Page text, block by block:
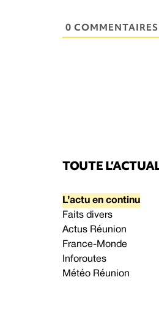
0 COMMENTAIRES
TOUTE
L’actu en continu
Faits divers
Actus Réunion
France-Monde
Inforoutes
Météo Réunion